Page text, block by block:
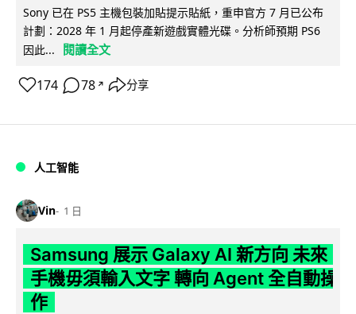
Sony 已在 PS5 主機包裝加貼提示貼紙，重申官方 7 月已公布
計劃：2028 年 1 月起停產新遊戲實體光碟。分析師預期 PS6
因此...
閱讀全文
174 78 ↗ 分享
人工智能
Vin 1 日
Samsung 展示 Galaxy AI 新方向 未來
手機毋須輸入文字 轉向 Agent 全自動操
作